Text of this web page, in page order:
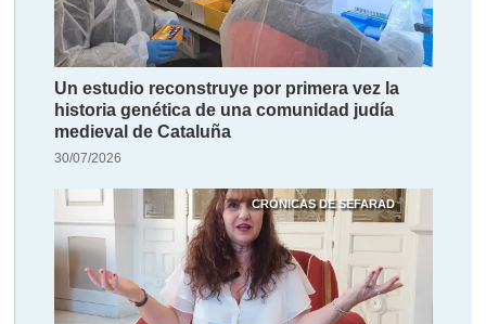
Un estudio reconstruye por primera vez la
historia genética de una comunidad judía
medieval de Cataluña
30/07/2026
CRÓNICAS DE SEFARAD